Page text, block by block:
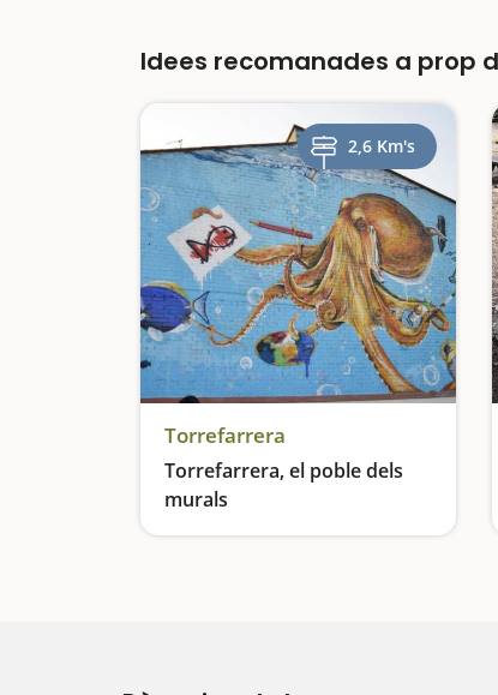
Idees recomanades a prop
2,6 Km's
Torrefarrera
Torrefarrera, el poble dels
murals
Una galeria d'art a l'aire lliure